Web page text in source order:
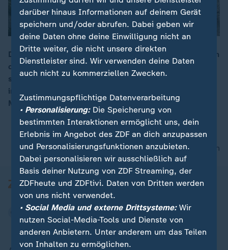
00:05
Die Aufräumarbeiten nach dem gewaltigen Bergsturz in
der Schweiz werden wohl Jahre andauern. Eine
schnelle Rückkehr für die Bewohner sei nicht möglich,
informierten die Behörden. Am Piz Cengalo waren vier
Millionen Kubikmeter Gestein abgebrochen.
nach oben
darüber hinaus Informationen auf deinem Gerät
speichern und/oder abrufen. Dabei geben wir
deine Daten ohne deine Einwilligung nicht an
Dritte weiter, die nicht unsere direkten
Dienstleister sind. Wir verwenden deine Daten
auch nicht zu kommerziellen Zwecken.
Zustimmungspflichtige Datenverarbeitung
• Personalisierung:Die Speicherung von
bestimmten Interaktionen ermöglicht uns, dein
Erlebnis im Angebot des ZDF an dich anzupassen
und Personalisierungsfunktionen anzubieten.
Dabei personalisieren wir ausschließlich auf
Basis deiner Nutzung von ZDF Streaming, der
ZDFheute und ZDFtivi. Daten von Dritten werden
von uns nicht verwendet.
• Social Media und externe Drittsysteme:Wir
nutzen Social-Media-Tools und Dienste von
anderen Anbietern. Unter anderem um das Teilen
von Inhalten zu ermöglichen.